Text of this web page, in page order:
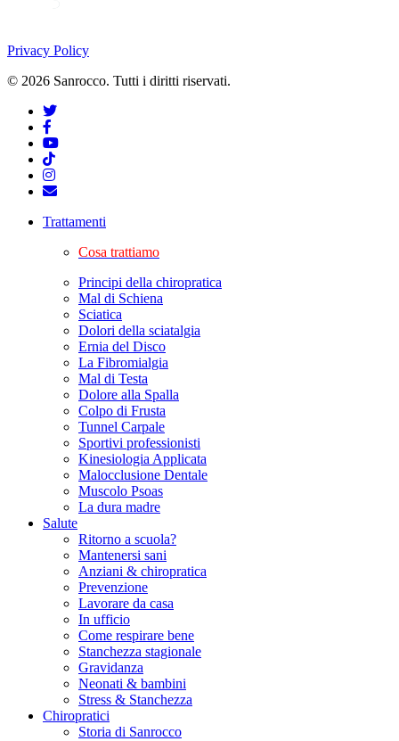
Privacy Policy
© 2026 Sanrocco. Tutti i diritti riservati.
Trattamenti
Cosa trattiamo
Principi della chiropratica
Mal di Schiena
Sciatica
Dolori della sciatalgia
Ernia del Disco
La Fibromialgia
Mal di Testa
Dolore alla Spalla
Colpo di Frusta
Tunnel Carpale
Sportivi professionisti
Kinesiologia Applicata
Malocclusione Dentale
Muscolo Psoas
La dura madre
Salute
Ritorno a scuola?
Mantenersi sani
Anziani & chiropratica
Prevenzione
Lavorare da casa
In ufficio
Come respirare bene
Stanchezza stagionale
Gravidanza
Neonati & bambini
Stress & Stanchezza
Chiropratici
Storia di Sanrocco